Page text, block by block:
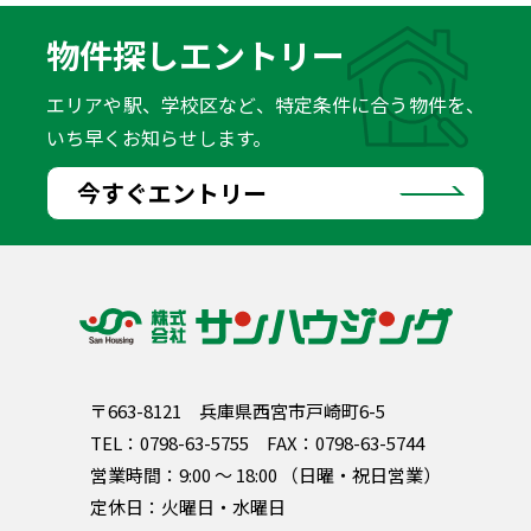
物件探しエントリー
エリアや駅、学校区など、特定条件に合う物件を、
いち早くお知らせします。
今すぐエントリー
〒663-8121 兵庫県西宮市戸崎町6-5
TEL： 0798-63-5755
FAX：0798-63-5744
営業時間：9:00 〜 18:00 （日曜・祝日営業）
定休日：火曜日・水曜日